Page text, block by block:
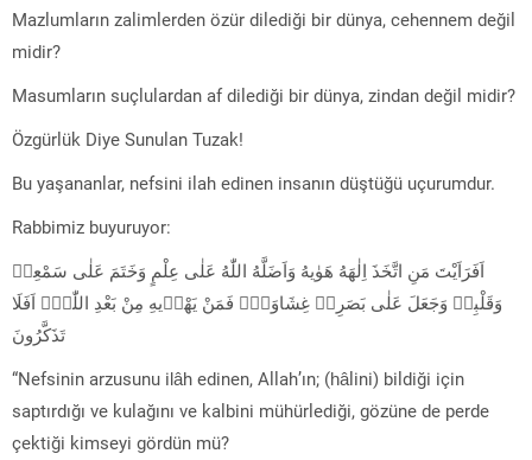
Mazlumların zalimlerden özür dilediği bir dünya, cehennem değil
midir?
Masumların suçlulardan af dilediği bir dünya, zindan değil midir?
Özgürlük Diye Sunulan Tuzak!
Bu yaşananlar, nefsini ilah edinen insanın düştüğü uçurumdur.
Rabbimiz buyuruyor:
اَفَرَاَيْتَ مَنِ اتَّخَذَ اِلٰهَهُ هَوٰيهُ وَاَضَلَّهُ اللّٰهُ عَلٰى عِلْمٍ وَخَتَمَ عَلٰى سَمْعِه۪
وَقَلْبِه۪ وَجَعَلَ عَلٰى بَصَرِه۪ غِشَاوَةًۜ فَمَنْ يَهْد۪يهِ مِنْ بَعْدِ اللّٰهِۜ اَفَلَا
تَذَكَّرُونَ
“Nefsinin arzusunu ilâh edinen, Allah’ın; (hâlini) bildiği için
saptırdığı ve kulağını ve kalbini mühürlediği, gözüne de perde
çektiği kimseyi gördün mü?